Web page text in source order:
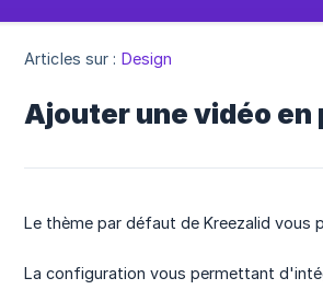
Articles sur : Design
Ajouter une vidéo en
Le thème par défaut de Kreezalid vous
La configuration vous permettant